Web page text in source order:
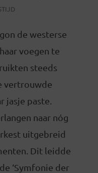
de westerse
voegen te
steeds
vertrouwde
jasje paste.
naar nóg
uitgebreid
Dit leidde
‘Symfonie der